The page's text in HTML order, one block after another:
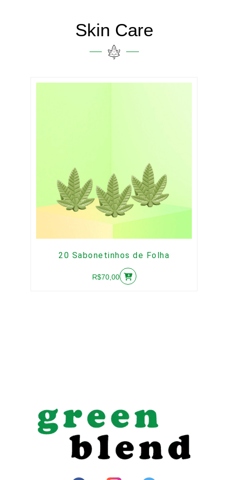
Skin Care
20 Sabonetinhos de Folha
R$70,00